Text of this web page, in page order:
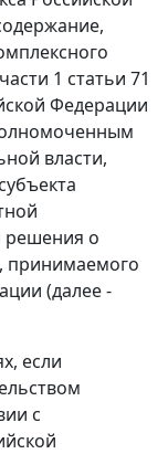
1 статьи 71
Федерации
власти,
решения о
принимаемого
(далее -
если
с